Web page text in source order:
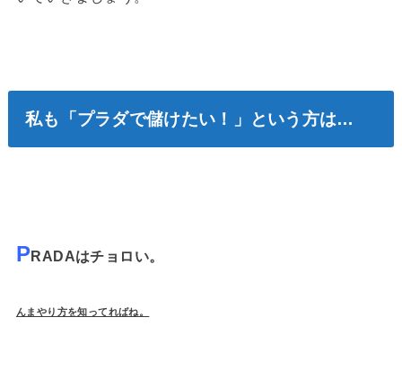
私も「プラダで儲けたい！」という方は…
PRADAはチョロい。
んまやり方を知ってればね。